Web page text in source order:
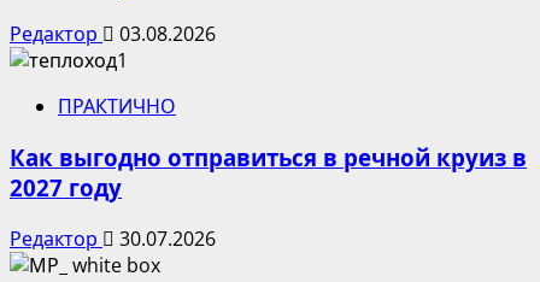
Редактор 03.08.2026
ПРАКТИЧНО
Как выгодно отправиться в речной круиз в
2027 году
Редактор 30.07.2026